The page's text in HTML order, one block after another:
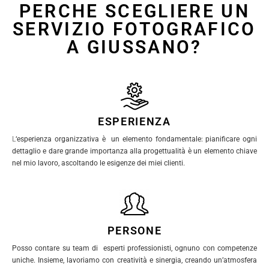
PERCHE SCEGLIERE UN
SERVIZIO FOTOGRAFICO
A GIUSSANO?
ESPERIENZA
L‘esperienza organizzativa è un elemento fondamentale: pianificare ogni
dettaglio e dare grande importanza alla progettualità è un elemento chiave
nel mio lavoro, ascoltando le esigenze dei miei clienti.
PERSONE
Posso contare su team di esperti professionisti, ognuno con competenze
uniche. Insieme, lavoriamo con creatività e sinergia, creando un’atmosfera